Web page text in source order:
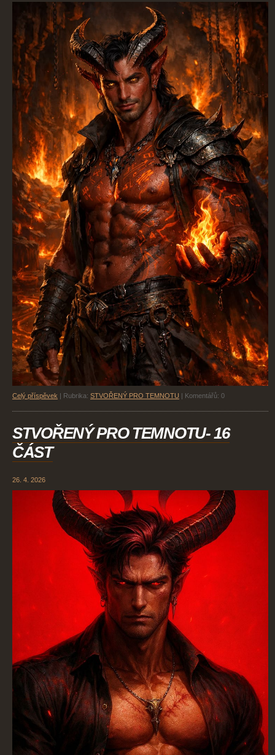
Celý příspěvek Rubrika: STVOŘENÝ PRO TEMNOTU Komentářů: 0
STVOŘENÝ PRO TEMNOTU- 16
ČÁST
26. 4. 2026